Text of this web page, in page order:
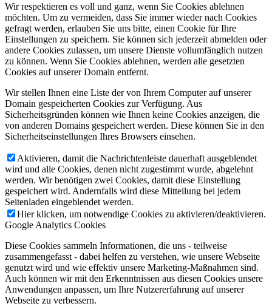
Wir respektieren es voll und ganz, wenn Sie Cookies ablehnen
möchten. Um zu vermeiden, dass Sie immer wieder nach Cookies
gefragt werden, erlauben Sie uns bitte, einen Cookie für Ihre
Einstellungen zu speichern. Sie können sich jederzeit abmelden oder
andere Cookies zulassen, um unsere Dienste vollumfänglich nutzen
zu können. Wenn Sie Cookies ablehnen, werden alle gesetzten
Cookies auf unserer Domain entfernt.
Wir stellen Ihnen eine Liste der von Ihrem Computer auf unserer
Domain gespeicherten Cookies zur Verfügung. Aus
Sicherheitsgründen können wie Ihnen keine Cookies anzeigen, die
von anderen Domains gespeichert werden. Diese können Sie in den
Sicherheitseinstellungen Ihres Browsers einsehen.
Aktivieren, damit die Nachrichtenleiste dauerhaft ausgeblendet
wird und alle Cookies, denen nicht zugestimmt wurde, abgelehnt
werden. Wir benötigen zwei Cookies, damit diese Einstellung
gespeichert wird. Andernfalls wird diese Mitteilung bei jedem
Seitenladen eingeblendet werden.
Hier klicken, um notwendige Cookies zu aktivieren/deaktivieren.
Google Analytics Cookies
Diese Cookies sammeln Informationen, die uns - teilweise
zusammengefasst - dabei helfen zu verstehen, wie unsere Webseite
genutzt wird und wie effektiv unsere Marketing-Maßnahmen sind.
Auch können wir mit den Erkenntnissen aus diesen Cookies unsere
Anwendungen anpassen, um Ihre Nutzererfahrung auf unserer
Webseite zu verbessern.